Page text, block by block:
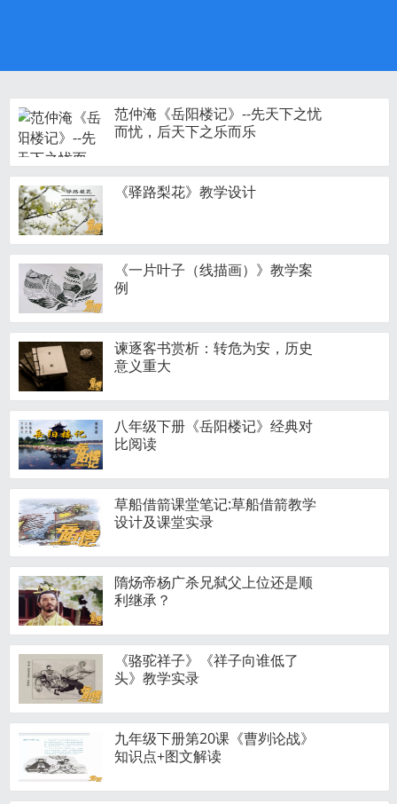
范仲淹《岳阳楼记》--先天下之忧
而忧，后天下之乐而乐
《驿路梨花》教学设计
《一片叶子（线描画）》教学案
例
谏逐客书赏析：转危为安，历史
意义重大
八年级下册《岳阳楼记》经典对
比阅读
草船借箭课堂笔记:草船借箭教学
设计及课堂实录
隋炀帝杨广杀兄弑父上位还是顺
利继承？
《骆驼祥子》《祥子向谁低了
头》教学实录
九年级下册第20课《曹刿论战》
知识点+图文解读